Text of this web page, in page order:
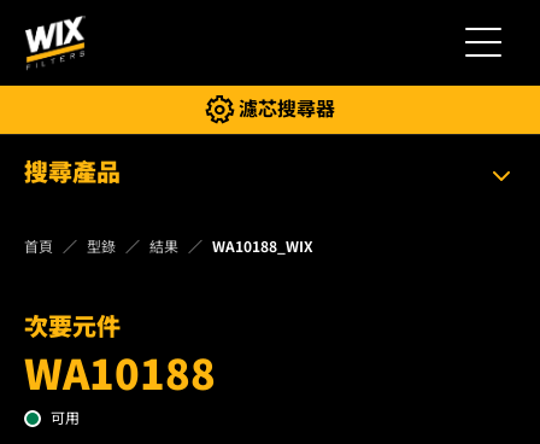
切換導航
濾芯搜尋器
搜尋產品
首頁 型錄 結果 WA10188_WIX
次要元件
WA10188
可用